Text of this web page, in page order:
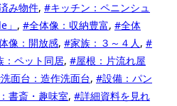
み物件, #キッチン：ペニンシュ
, #全体像：収納豊富, #全体
像：開放感, #家族：３～４人, #
：ペット同居, #屋根：片流れ屋
面台：造作洗面台, #設備：パン
書斎・趣味室, #詳細資料を見れ